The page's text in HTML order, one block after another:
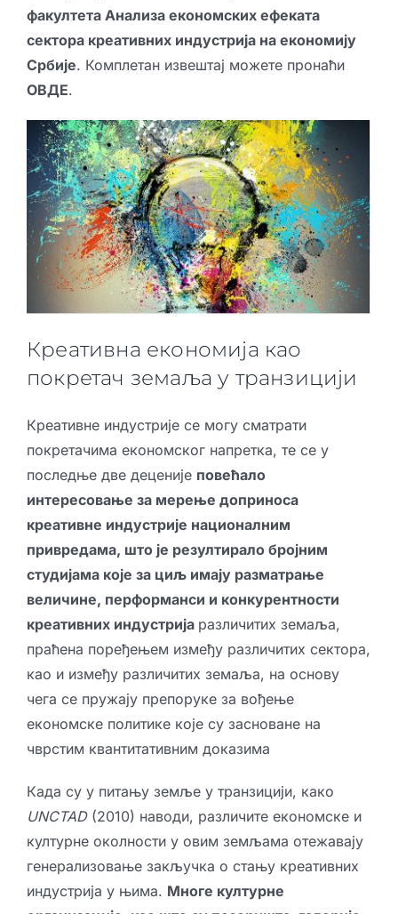
факултетаАнализа економских ефеката
сектора креативних индустрија на економију
Србије. Комплетан извештај можете пронаћи
ОВДЕ.
Креативна економија као
покретач земаља у транзицији
Креативне индустрије се могу сматрати
покретачима економског напретка, те се у
последње две деценије повећало
интересовање за мерење доприноса
креативне индустрије националним
привредама, што је резултирало бројним
студијама које за циљ имају разматрање
величине, перформанси и конкурентности
креативних индустрија различитих земаља,
праћена поређењем између различитих сектора,
као и између различитих земаља, на основу
чега се пружају препоруке за вођење
економске политике које су засноване на
чврстим квантитативним доказима
Када су у питању земље у транзицији, како
UNCTAD(2010) наводи, различите економске и
културне околности у овим земљама отежавају
генерализовање закључка о стању креативних
индустрија у њима. Многе културне